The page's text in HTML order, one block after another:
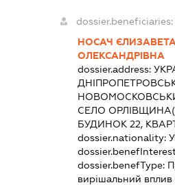
dossier.beneficiaries:
НОСАЧ ЄЛИЗАВЕТА
ОЛЕКСАНДРІВНА
dossier.address:
СЕЛО
БУДИНОК 22,
dossier.nationality:
dossier.benefType:
вирішальний вплив